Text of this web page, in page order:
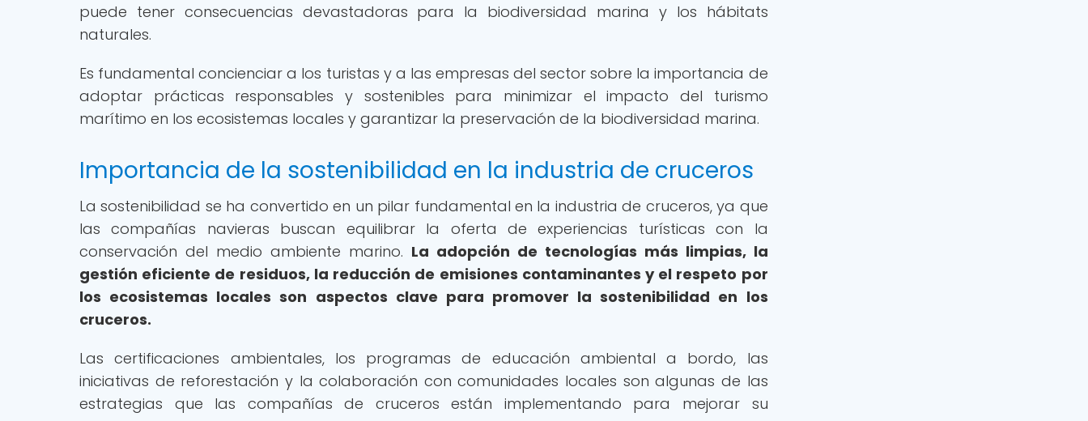
puede tener consecuencias devastadoras para la biodiversidad marina y los hábitats
naturales.
Es fundamental concienciar a los turistas y a las empresas del sector sobre la importancia de
adoptar prácticas responsables y sostenibles para minimizar el impacto del turismo
marítimo en los ecosistemas locales y garantizar la preservación de la biodiversidad marina.
Importancia de la sostenibilidad en la industria de cruceros
La sostenibilidad se ha convertido en un pilar fundamental en la industria de cruceros, ya que
las compañías navieras buscan equilibrar la oferta de experiencias turísticas con la
conservación del medio ambiente marino. La adopción de tecnologías más limpias, la
gestión eficiente de residuos, la reducción de emisiones contaminantes y el respeto por
los ecosistemas locales son aspectos clave para promover la sostenibilidad en los
cruceros.
Las certificaciones ambientales, los programas de educación ambiental a bordo, las
iniciativas de reforestación y la colaboración con comunidades locales son algunas de las
estrategias que las compañías de cruceros están implementando para mejorar su